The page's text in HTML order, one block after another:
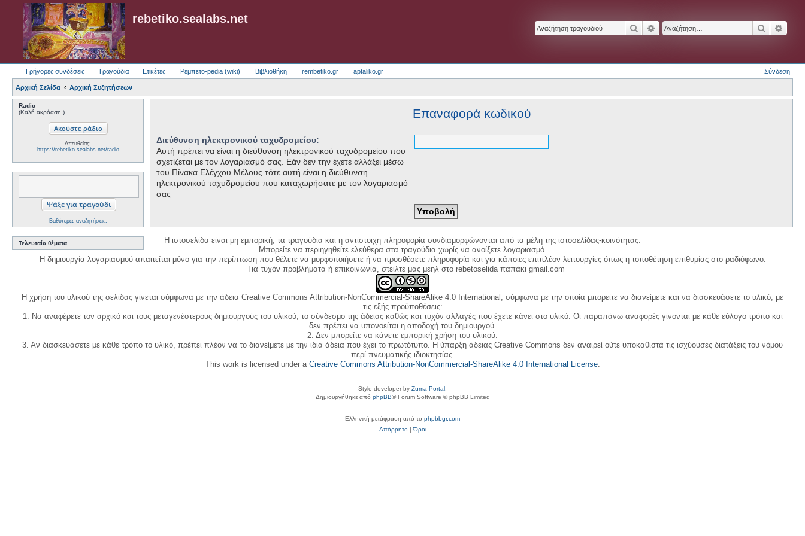
rebetiko.sealabs.net
ΑναζήτησηΕιδική αναζήτηση
Γρήγορες συνδέσεις Τραγούδια Ετικέτες Ρεμπετο-pedia (wiki) Βιβλιοθήκη rembetiko.gr aptaliko.gr Σύνδεση
Αρχική Σελίδα Αρχική Συζητήσεων
Radio
(Καλή ακρόαση )..
Απευθείας:
https://rebetiko.sealabs.net/radio
Βαθύτερες αναζητήσεις;
Τελευταία θέματα
Επαναφορά κωδικού
Διεύθυνση ηλεκτρονικού ταχυδρομείου:
Αυτή πρέπει να είναι η διεύθυνση ηλεκτρονικού ταχυδρομείου που
σχετίζεται με τον λογαριασμό σας. Εάν δεν την έχετε αλλάξει μέσω
του Πίνακα Ελέγχου Μέλους τότε αυτή είναι η διεύθυνση
ηλεκτρονικού ταχυδρομείου που καταχωρήσατε με τον λογαριασμό
σας
Η ιστοσελίδα είναι μη εμπορική, τα τραγούδια και η αντίστοιχη πληροφορία συνδιαμορφώνονται από τα μέλη της ιστοσελίδας-κοινότητας.
Μπορείτε να περιηγηθείτε ελεύθερα στα τραγούδια χωρίς να ανοίξετε λογαριασμό.
Η δημιουργία λογαριασμού απαιτείται μόνο για την περίπτωση που θέλετε να μορφοποιήσετε ή να προσθέσετε πληροφορία και για κάποιες επιπλέον λειτουργίες όπως η τοποθέτηση επιθυμίας στο ραδιόφωνο.
Για τυχόν προβλήματα ή επικοινωνία, στείλτε μας μεηλ στο rebetoselida παπάκι gmail.com
Η χρήση του υλικού της σελίδας γίνεται σύμφωνα με την άδεια Creative Commons Attribution-NonCommercial-ShareAlike 4.0 International, σύμφωνα με την οποία μπορείτε να διανείμετε και να διασκευάσετε το υλικό, με
τις εξής προϋποθέσεις:
1. Να αναφέρετε τον αρχικό και τους μεταγενέστερους δημιουργούς του υλικού, το σύνδεσμο της άδειας καθώς και τυχόν αλλαγές που έχετε κάνει στο υλικό. Οι παραπάνω αναφορές γίνονται με κάθε εύλογο τρόπο και
δεν πρέπει να υπονοείται η αποδοχή του δημιουργού.
2. Δεν μπορείτε να κάνετε εμπορική χρήση του υλικού.
3. Αν διασκευάσετε με κάθε τρόπο το υλικό, πρέπει πλέον να το διανείμετε με την ίδια άδεια που έχει το πρωτότυπο. Η ύπαρξη άδειας Creative Commons δεν αναιρεί ούτε υποκαθιστά τις ισχύουσες διατάξεις του νόμου
περί πνευματικής ιδιοκτησίας.
This work is licensed under a Creative Commons Attribution-NonCommercial-ShareAlike 4.0 International License.
Style developer by Zuma Portal
Δημιουργήθηκε από phpBB® Forum Software © phpBB Limited
Ελληνική μετάφραση από το phpbbgr.com
Απόρρητο|Όροι